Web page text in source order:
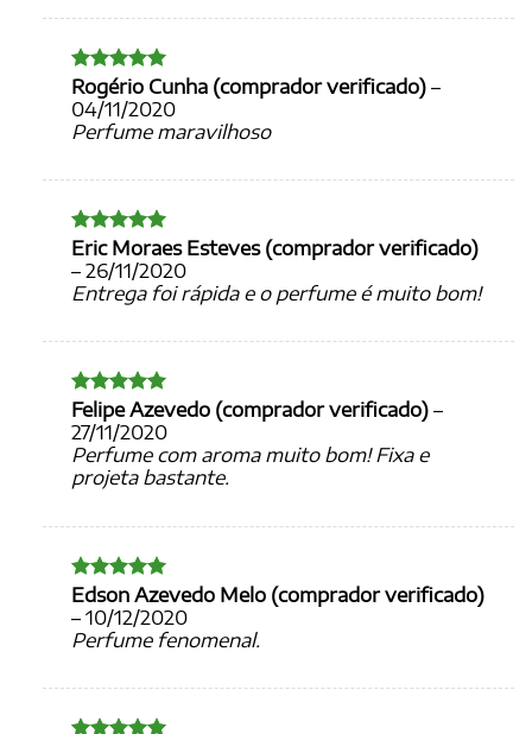
Avaliação5
de 5
Rogério Cunha (comprador verificado) –
04/11/2020
Perfume maravilhoso
Avaliação5
de 5
Eric Moraes Esteves (comprador verificado)
– 26/11/2020
Entrega foi rápida e o perfume é muito bom!
Avaliação5
de 5
Felipe Azevedo (comprador verificado) –
27/11/2020
Perfume com aroma muito bom! Fixa e
projeta bastante.
Avaliação5
de 5
Edson Azevedo Melo (comprador verificado)
– 10/12/2020
Perfume fenomenal.